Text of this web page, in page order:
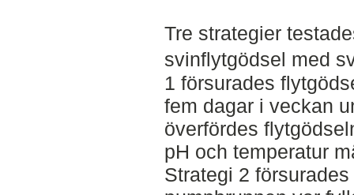
Tre strategier
svinflytgödsel med
1 försurades
fem dagar i veckan
överfördes
pH och temperatur
Strategi 2